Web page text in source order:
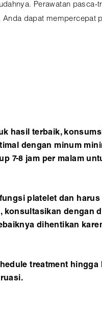
Perawatan pasca-
dapat mempercepat
hasil terbaik,
dengan minum
7-8 jam per malam
platelet dan
konsultasikan dengan
dihentikan
treatment hingga